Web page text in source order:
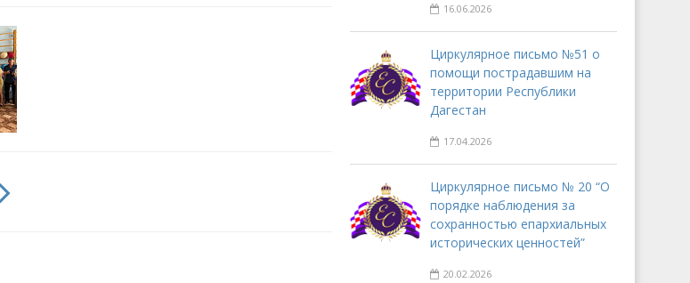
16.06.2026
Циркулярное письмо №51 о
помощи пострадавшим на
территории Республики
Дагестан
17.04.2026
Циркулярное письмо № 20 “О
порядке наблюдения за
сохранностью епархиальных
исторических ценностей”
20.02.2026